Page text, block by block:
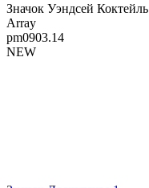
Значок Уэндсей Коктейль
Array
pm0903.14
NEW